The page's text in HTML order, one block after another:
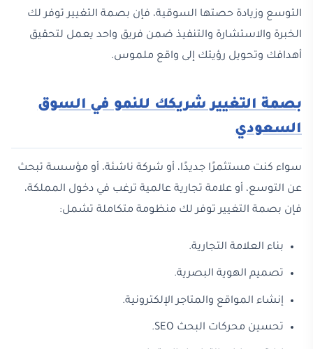
التوسع وزيادة حصتها السوقية، فإن بصمة التغيير توفر لك
الخبرة والاستشارة والتنفيذ ضمن فريق واحد يعمل لتحقيق
أهدافك وتحويل رؤيتك إلى واقع ملموس.
بصمة التغيير شريكك للنمو في السوق
السعودي
سواء كنت مستثمرًا جديدًا، أو شركة ناشئة، أو مؤسسة تبحث
عن التوسع، أو علامة تجارية عالمية ترغب في دخول المملكة،
فإن بصمة التغيير توفر لك منظومة متكاملة تشمل:
بناء العلامة التجارية.
تصميم الهوية البصرية.
إنشاء المواقع والمتاجر الإلكترونية.
تحسين محركات البحث SEO.